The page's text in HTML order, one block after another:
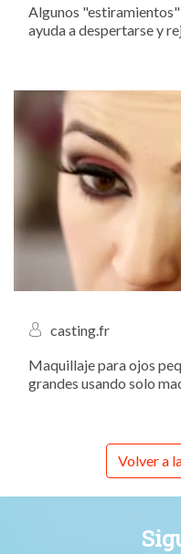
Algunos
ayuda a despertarse y
casting.fr
Maquillaje para ojos
grandes usando solo
Volver a